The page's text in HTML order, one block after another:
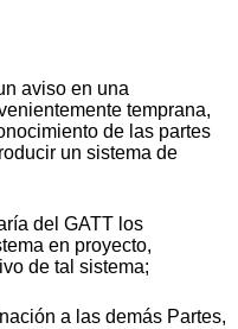
aviso en una
temprana,
de las partes
un sistema de
del GATT los
en proyecto,
de tal sistema;
a las demás Partes,